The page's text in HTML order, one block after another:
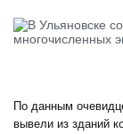
По данным
вывели из зданий